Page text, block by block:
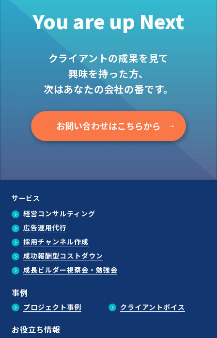
You are up Next
クライアントの成果を見て
興味を持った方、
次はあなたの会社の番です。
お問い合わせはこちらから
サービス
経営コンサルティング
広告運用代行
採用チャンネル作成
成功報酬型コストダウン
成長ビルダー視察会・勉強会
事例
プロジェクト事例 クライアントボイス
お役立ち情報